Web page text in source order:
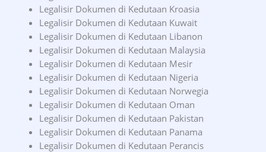
Legalisir Dokumen di Kedutaan Kroasia
Legalisir Dokumen di Kedutaan Kuwait
Legalisir Dokumen di Kedutaan Libanon
Legalisir Dokumen di Kedutaan Malaysia
Legalisir Dokumen di Kedutaan Mesir
Legalisir Dokumen di Kedutaan Nigeria
Legalisir Dokumen di Kedutaan Norwegia
Legalisir Dokumen di Kedutaan Oman
Legalisir Dokumen di Kedutaan Pakistan
Legalisir Dokumen di Kedutaan Panama
Legalisir Dokumen di Kedutaan Perancis